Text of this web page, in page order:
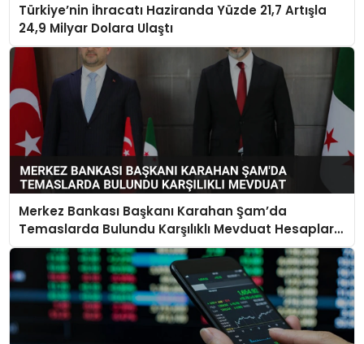
Türkiye’nin İhracatı Haziranda Yüzde 21,7 Artışla
24,9 Milyar Dolara Ulaştı
Merkez Bankası Başkanı Karahan Şam’da
Temaslarda Bulundu Karşılıklı Mevduat Hesapları
Açılacak